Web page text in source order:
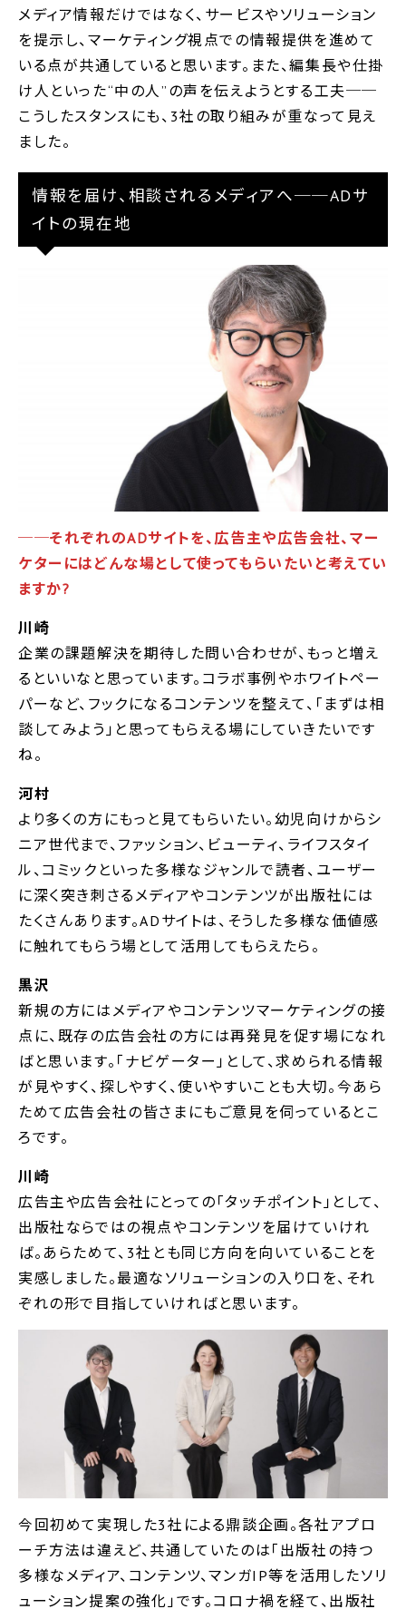
メディア情報だけではなく、サービスやソリューション
を提示し、マーケティング視点での情報提供を進めて
いる点が共通していると思います。また、編集長や仕掛
け人といった“中の人”の声を伝えようとする工夫──
こうしたスタンスにも、3社の取り組みが重なって見え
ました。
情報を届け、相談されるメディアへ──ADサ
イトの現在地
──それぞれのADサイトを、広告主や広告会社、マー
ケターにはどんな場として使ってもらいたいと考えてい
ますか?
川崎
企業の課題解決を期待した問い合わせが、もっと増え
るといいなと思っています。コラボ事例やホワイトペー
パーなど、フックになるコンテンツを整えて、「まずは相
談してみよう」と思ってもらえる場にしていきたいです
ね。
河村
より多くの方にもっと見てもらいたい。幼児向けからシ
ニア世代まで、ファッション、ビューティ、ライフスタイ
ル、コミックといった多様なジャンルで読者、ユーザー
に深く突き刺さるメディアやコンテンツが出版社には
たくさんあります。ADサイトは、そうした多様な価値感
に触れてもらう場として活用してもらえたら。
黒沢
新規の方にはメディアやコンテンツマーケティングの接
点に、既存の広告会社の方には再発見を促す場になれ
ばと思います。「ナビゲーター」として、求められる情報
が見やすく、探しやすく、使いやすいことも大切。今あら
ためて広告会社の皆さまにもご意見を伺っているとこ
ろです。
川崎
広告主や広告会社にとっての「タッチポイント」として、
出版社ならではの視点やコンテンツを届けていけれ
ば。あらためて、3社とも同じ方向を向いていることを
実感しました。最適なソリューションの入り口を、それ
ぞれの形で目指していければと思います。
今回初めて実現した3社による鼎談企画。各社アプロ
ーチ方法は違えど、共通していたのは「出版社の持つ
多様なメディア、コンテンツ、マンガIP等を活用したソリ
ューション提案の強化」です。コロナ禍を経て、出版社